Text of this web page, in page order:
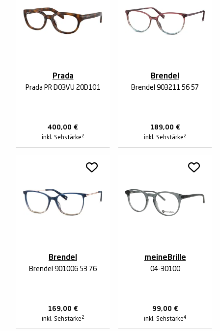
Prada
Prada PR D03VU 20D1O1
400,00 €
inkl. Sehstärke 2
Brendel
Brendel 903211 56 57
189,00 €
inkl. Sehstärke 2
Brendel
Brendel 901006 53 76
169,00 €
inkl. Sehstärke 2
meineBrille
04-30100
99,00 €
inkl. Sehstärke4